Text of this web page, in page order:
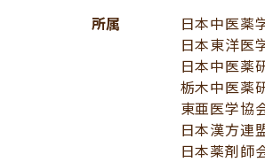
所属
日本中医薬
日本東洋医
日本中医薬
栃木中医薬
東亜医学協
日本漢方連
日本薬剤師